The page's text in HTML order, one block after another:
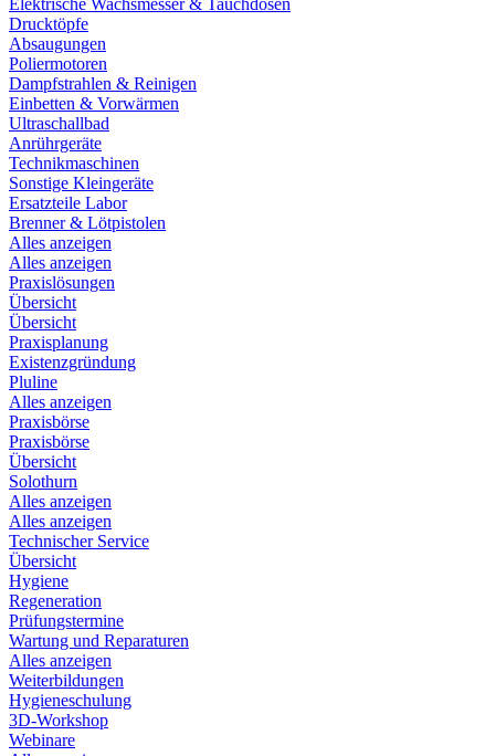
Elektrische Wachsmesser & Tauchdosen
Drucktöpfe
Absaugungen
Poliermotoren
Dampfstrahlen & Reinigen
Einbetten & Vorwärmen
Ultraschallbad
Anrührgeräte
Technikmaschinen
Sonstige Kleingeräte
Ersatzteile Labor
Brenner & Lötpistolen
Alles anzeigen
Alles anzeigen
Praxislösungen
Übersicht
Übersicht
Praxisplanung
Existenzgründung
Pluline
Alles anzeigen
Praxisbörse
Praxisbörse
Übersicht
Solothurn
Alles anzeigen
Alles anzeigen
Technischer Service
Übersicht
Hygiene
Regeneration
Prüfungstermine
Wartung und Reparaturen
Alles anzeigen
Weiterbildungen
Hygieneschulung
3D-Workshop
Webinare